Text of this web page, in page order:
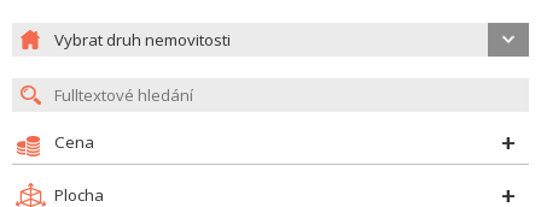
Vybrat druh nemovitosti
Cena
Plocha